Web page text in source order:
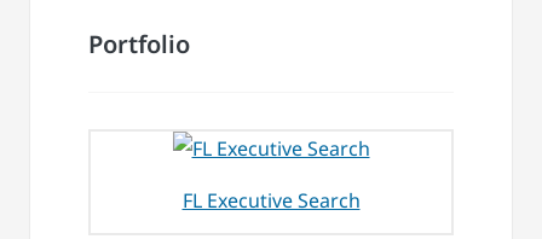
Portfolio
FL Executive Search